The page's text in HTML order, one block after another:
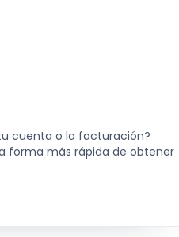
cuenta o la facturación?
forma más rápida de obtener